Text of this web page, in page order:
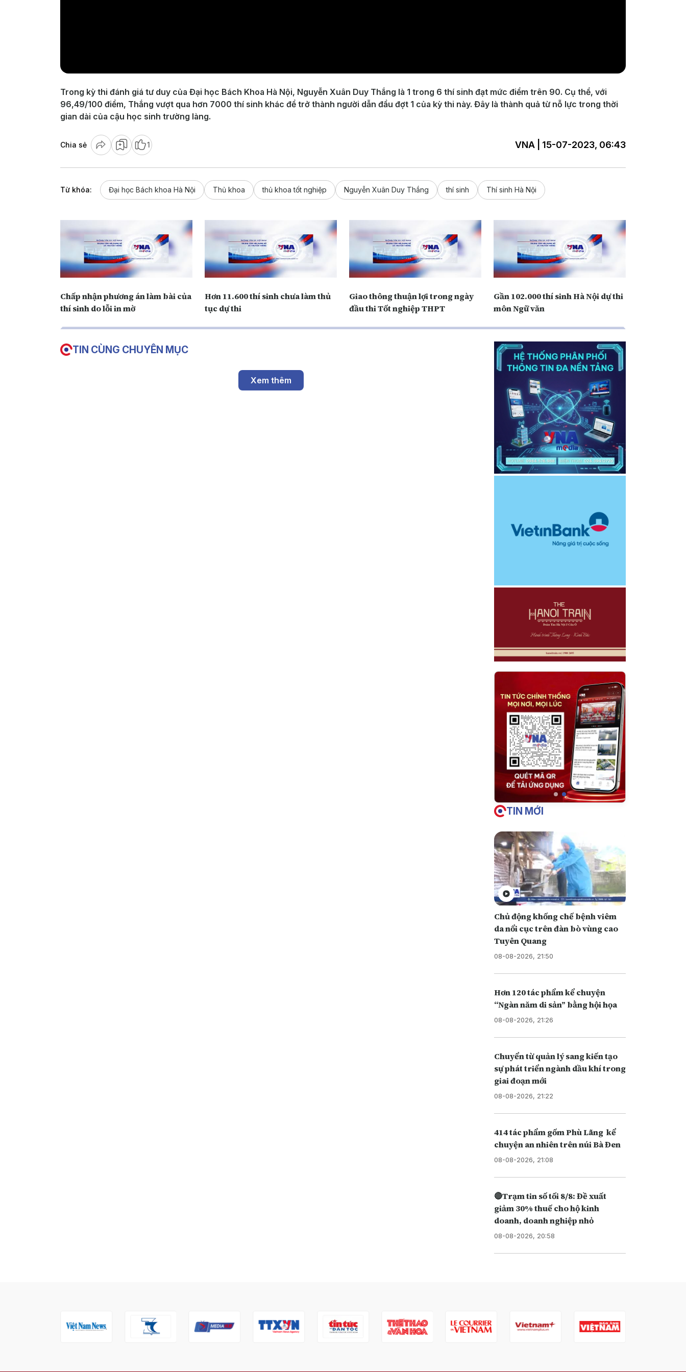
Trong kỳ thi đánh giá tư duy của Đại học Bách Khoa Hà Nội, Nguyễn Xuân Duy Thắng là 1 trong 6 thí sinh đạt mức điểm trên 90. Cụ thể, với
96,49/100 điểm, Thắng vượt qua hơn 7000 thí sinh khác để trở thành người dẫn đầu đợt 1 của kỳ thi này. Đây là thành quả từ nỗ lực trong thời
gian dài của cậu học sinh trường làng.
Chia sẻ 1 VNA | 15-07-2023, 06:43
Từ khóa: Đại học Bách khoa Hà Nội Thủ khoa thủ khoa tốt nghiệp Nguyễn Xuân Duy Thắng thí sinh Thí sinh Hà Nội
Chấp nhận phương án làm bài của
thí sinh do lỗi in mờ
Hơn 11.600 thí sinh chưa làm thủ
tục dự thi
Giao thông thuận lợi trong ngày
đầu thi Tốt nghiệp THPT
Gần 102.000 thí sinh Hà Nội dự thi
môn Ngữ văn
TIN CÙNG CHUYÊN MỤC
Xem thêm
TIN MỚI
Chủ động khống chế bệnh viêm
da nổi cục trên đàn bò vùng cao
Tuyên Quang
08-08-2026, 21:50
Hơn 120 tác phẩm kể chuyện
“Ngàn năm di sản” bằng hội họa
08-08-2026, 21:26
Chuyển từ quản lý sang kiến tạo
sự phát triển ngành dầu khí trong
giai đoạn mới
08-08-2026, 21:22
414 tác phẩm gốm Phù Lãng kể
chuyện an nhiên trên núi Bà Đen
08-08-2026, 21:08
🔴Trạm tin số tối 8/8: Đề xuất
giảm 30% thuế cho hộ kinh
doanh, doanh nghiệp nhỏ
08-08-2026, 20:58